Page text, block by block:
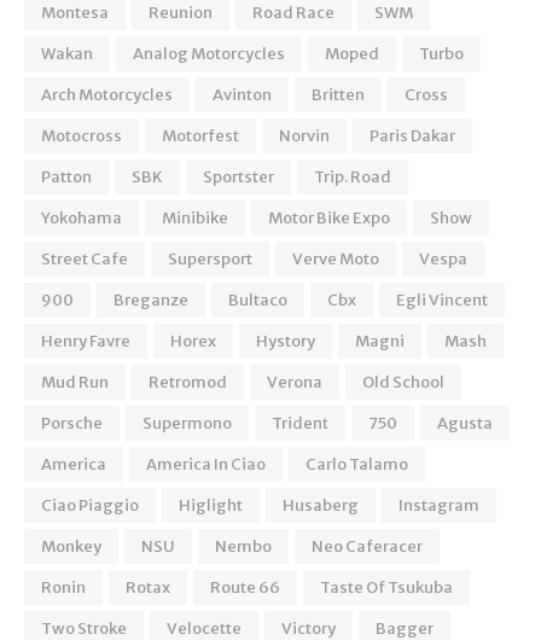
Montesa
Reunion Road Race
SWM
Wakan
Analog Motorcycles Moped
Turbo
Arch Motorcycles
Avinton Britten
Cross
Motocross
Motorfest Norvin
Paris Dakar
Patton
SBK Sportster
Trip. Road
Yokohama
Minibike Motor Bike Expo
Show
Street Cafe
Supersport Verve Moto
Vespa
900
Breganze Bultaco Cbx
Egli Vincent
Henry Favre
Horex Hystory Magni
Mash
Mud Run
Retromod Verona
Old School
Porsche
Supermono Trident 750
Agusta
America
America In Ciao
Carlo Talamo
Ciao Piaggio
Higlight Husaberg
Instagram
Monkey
NSU Nembo
Neo Caferacer
Ronin
Rotax Route 66
Taste Of Tsukuba
Two Stroke
Velocette Victory
Bagger